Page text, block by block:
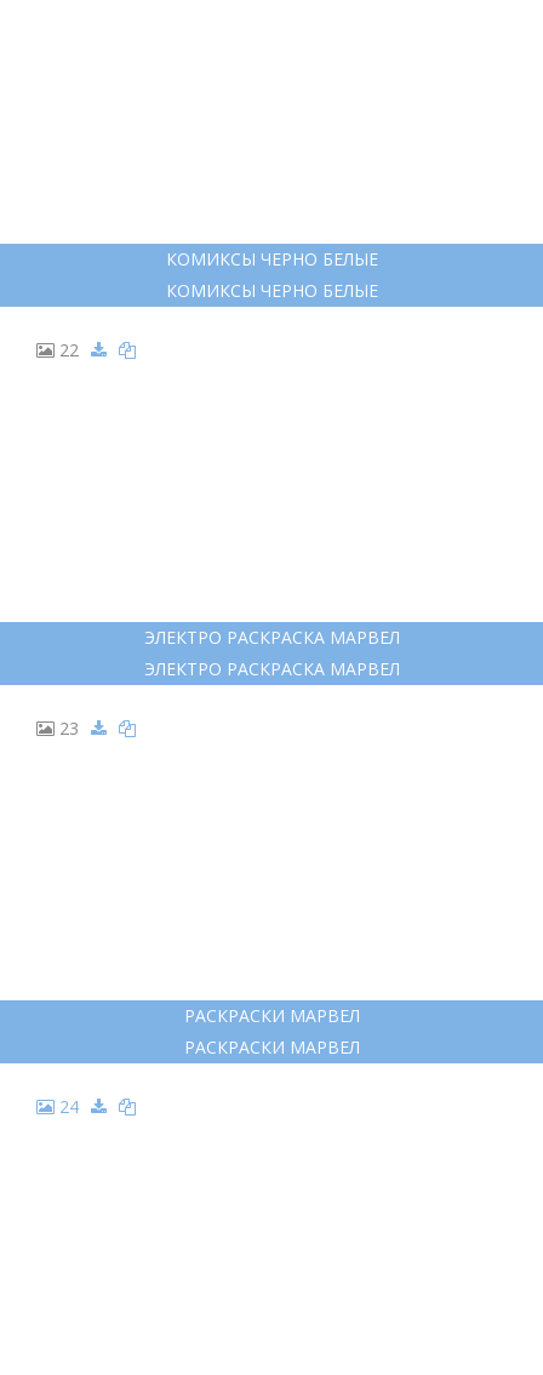
КОМИКСЫ ЧЕРНО БЕЛЫЕ
КОМИКСЫ ЧЕРНО БЕЛЫЕ
22
ЭЛЕКТРО РАСКРАСКА МАРВЕЛ
ЭЛЕКТРО РАСКРАСКА МАРВЕЛ
23
РАСКРАСКИ МАРВЕЛ
РАСКРАСКИ МАРВЕЛ
24